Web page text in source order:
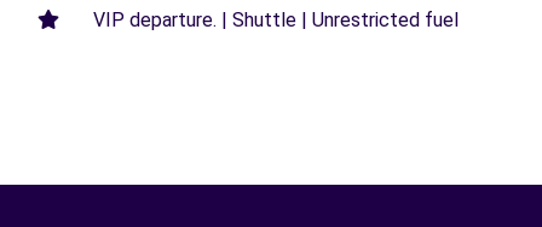
VIP departure. | Shuttle | Unrestricted fuel